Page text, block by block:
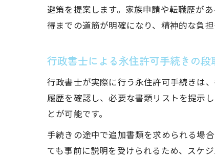
避策を提案します。家族申請や転職歴が
得までの道筋が明確になり、精神的な負担
行政書士による永住許可手続きの段
行政書士が実際に行う永住許可手続きは
履歴を確認し、必要な書類リストを提示
とが可能です。
手続きの途中で追加書類を求められる場
ても事前に説明を受けられるため、スケ